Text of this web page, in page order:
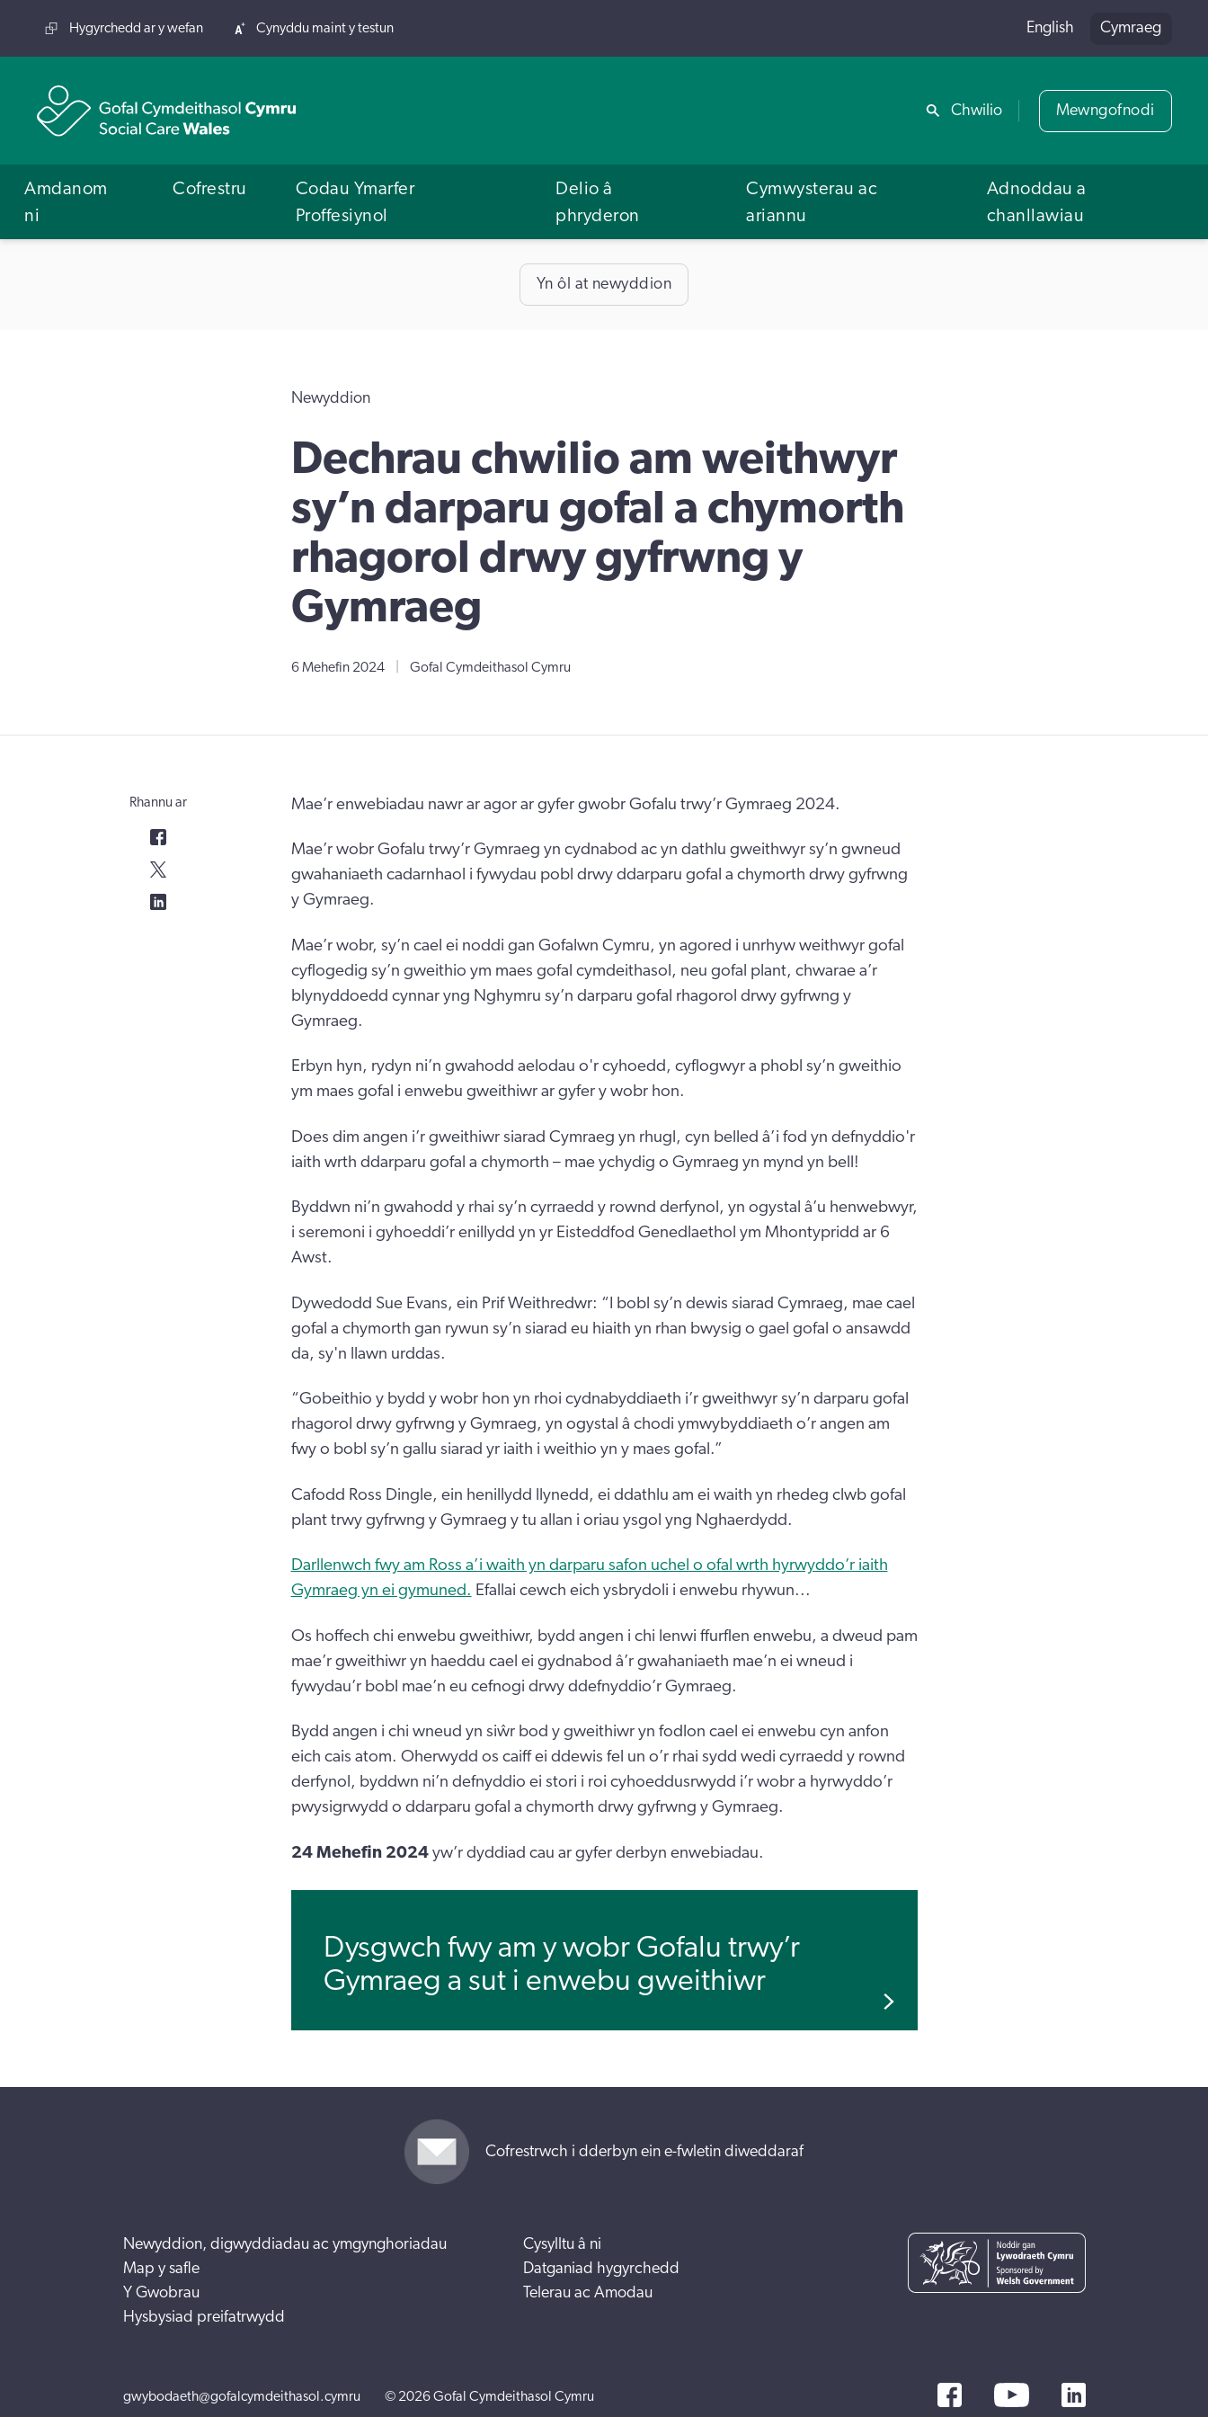
Rhannu
Hygyrchedd ar y wefan Cynyddu maint y testun English Cymraeg
Chwilio Mewngofnodi
Amdanom
ni
Cofrestru
Codau Ymarfer
Proffesiynol
Delio â
phryderon
Cymwysterau ac
ariannu
Adnoddau a
chanllawiau
Yn ôl at newyddion
Newyddion
Dechrau chwilio am weithwyr
sy’n darparu gofal a chymorth
rhagorol drwy gyfrwng y
Gymraeg
6 Mehefin 2024 Gofal Cymdeithasol Cymru
Mae’r enwebiadau nawr ar agor ar gyfer gwobr Gofalu trwy’r Gymraeg 2024.
Mae’r wobr Gofalu trwy’r Gymraeg yn cydnabod ac yn dathlu gweithwyr sy’n gwneud
gwahaniaeth cadarnhaol i fywydau pobl drwy ddarparu gofal a chymorth drwy gyfrwng
y Gymraeg.
Mae’r wobr, sy’n cael ei noddi gan Gofalwn Cymru, yn agored i unrhyw weithwyr gofal
cyflogedig sy’n gweithio ym maes gofal cymdeithasol, neu gofal plant, chwarae a’r
blynyddoedd cynnar yng Nghymru sy’n darparu gofal rhagorol drwy gyfrwng y
Gymraeg.
Erbyn hyn, rydyn ni’n gwahodd aelodau o'r cyhoedd, cyflogwyr a phobl sy’n gweithio
ym maes gofal i enwebu gweithiwr ar gyfer y wobr hon.
Does dim angen i’r gweithiwr siarad Cymraeg yn rhugl, cyn belled â’i fod yn defnyddio'r
iaith wrth ddarparu gofal a chymorth – mae ychydig o Gymraeg yn mynd yn bell!
Byddwn ni’n gwahodd y rhai sy’n cyrraedd y rownd derfynol, yn ogystal â’u henwebwyr,
i seremoni i gyhoeddi’r enillydd yn yr Eisteddfod Genedlaethol ym Mhontypridd ar 6
Awst.
Dywedodd Sue Evans, ein Prif Weithredwr: “I bobl sy’n dewis siarad Cymraeg, mae cael
gofal a chymorth gan rywun sy’n siarad eu hiaith yn rhan bwysig o gael gofal o ansawdd
da, sy'n llawn urddas.
“Gobeithio y bydd y wobr hon yn rhoi cydnabyddiaeth i’r gweithwyr sy’n darparu gofal
rhagorol drwy gyfrwng y Gymraeg, yn ogystal â chodi ymwybyddiaeth o’r angen am
fwy o bobl sy’n gallu siarad yr iaith i weithio yn y maes gofal.”
Cafodd Ross Dingle, ein henillydd llynedd, ei ddathlu am ei waith yn rhedeg clwb gofal
plant trwy gyfrwng y Gymraeg y tu allan i oriau ysgol yng Nghaerdydd.
Darllenwch fwy am Ross a’i waith yn darparu safon uchel o ofal wrth hyrwyddo’r iaith
Gymraeg yn ei gymuned. Efallai cewch eich ysbrydoli i enwebu rhywun...
Os hoffech chi enwebu gweithiwr, bydd angen i chi lenwi ffurflen enwebu, a dweud pam
mae’r gweithiwr yn haeddu cael ei gydnabod â’r gwahaniaeth mae’n ei wneud i
fywydau’r bobl mae’n eu cefnogi drwy ddefnyddio’r Gymraeg.
Bydd angen i chi wneud yn siŵr bod y gweithiwr yn fodlon cael ei enwebu cyn anfon
eich cais atom. Oherwydd os caiff ei ddewis fel un o’r rhai sydd wedi cyrraedd y rownd
derfynol, byddwn ni’n defnyddio ei stori i roi cyhoeddusrwydd i’r wobr a hyrwyddo’r
pwysigrwydd o ddarparu gofal a chymorth drwy gyfrwng y Gymraeg.
24 Mehefin 2024yw’r dyddiad cau ar gyfer derbyn enwebiadau.
Dysgwch fwy am y wobr Gofalu trwy’r
Gymraeg a sut i enwebu gweithiwr
Rhannu ar
Cofrestrwch i dderbyn ein e-fwletin diweddaraf
Newyddion, digwyddiadau ac ymgynghoriadau
Map y safle
Y Gwobrau
Hysbysiad preifatrwydd
Cysylltu â ni
Datganiad hygyrchedd
Telerau ac Amodau
gwybodaeth@gofalcymdeithasol.cymru © 2026 Gofal Cymdeithasol Cymru